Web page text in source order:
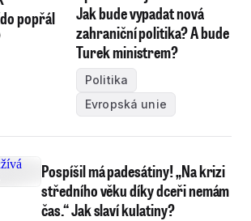
popřál
Jak bude vypadat nová
zahraniční politika? A bude
Turek ministrem?
Politika
Evropská unie
Pospíšil má padesátiny! „Na krizi
středního věku díky dceři nemám
čas.“ Jak slaví kulatiny?